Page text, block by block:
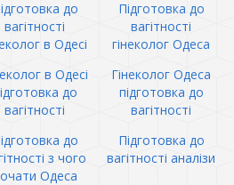
до
вагітності
в Одесі
Підготовка до
вагітності
гінеколог Одеса
в Одесі
до
вагітності
Гінеколог Одеса
підготовка до
вагітності
до
з чого
Одеса
Підготовка до
вагітності аналізи